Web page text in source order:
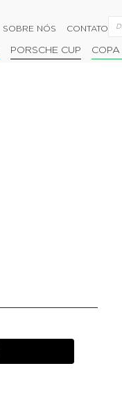
SOBRE NÓS CONTATO
PORSCHE CUP COPA